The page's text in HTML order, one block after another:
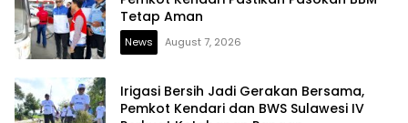
Tetap Aman
News August 7, 2026
Irigasi Bersih Jadi Gerakan Bersama,
Pemkot Kendari dan BWS Sulawesi IV